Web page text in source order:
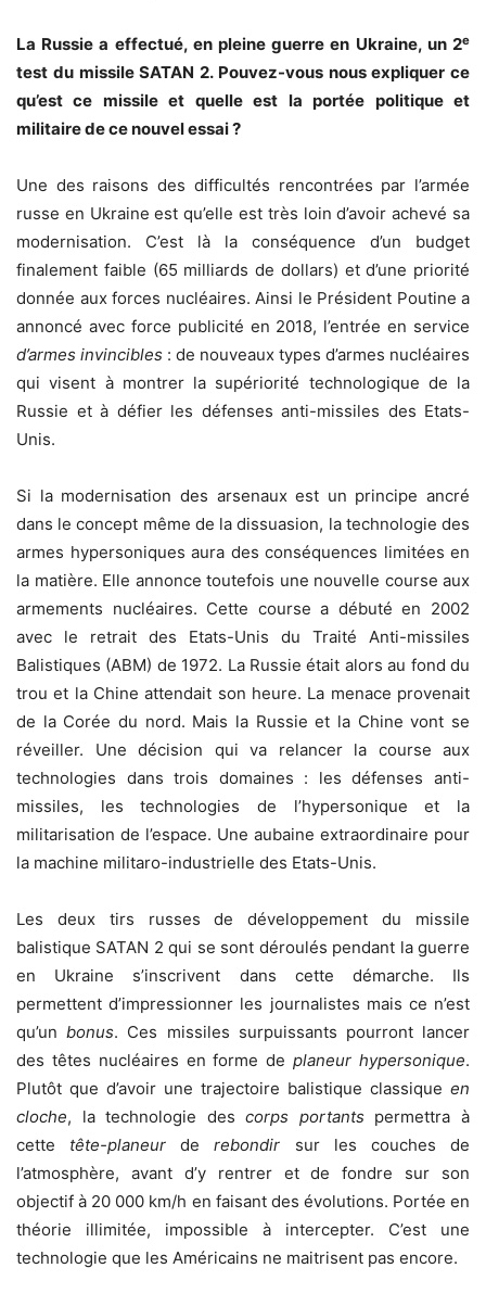
La Russie a effectué, en pleine guerre en Ukraine, un 2e
test du missile SATAN 2. Pouvez-vous nous expliquer ce
qu’est ce missile et quelle est la portée politique et
militaire de ce nouvel essai ?
Une des raisons des difficultés rencontrées par l’armée
russe en Ukraine est qu’elle est très loin d’avoir achevé sa
modernisation. C’est là la conséquence d’un budget
finalement faible (65 milliards de dollars) et d’une priorité
donnée aux forces nucléaires. Ainsi le Président Poutine a
annoncé avec force publicité en 2018, l’entrée en service
d’armes invincibles : de nouveaux types d’armes nucléaires
qui visent à montrer la supériorité technologique de la
Russie et à défier les défenses anti-missiles des Etats-
Unis.
Si la modernisation des arsenaux est un principe ancré
dans le concept même de la dissuasion, la technologie des
armes hypersoniques aura des conséquences limitées en
la matière. Elle annonce toutefois une nouvelle course aux
armements nucléaires. Cette course a débuté en 2002
avec le retrait des Etats-Unis du Traité Anti-missiles
Balistiques (ABM) de 1972. La Russie était alors au fond du
trou et la Chine attendait son heure. La menace provenait
de la Corée du nord. Mais la Russie et la Chine vont se
réveiller. Une décision qui va relancer la course aux
technologies dans trois domaines : les défenses anti-
missiles, les technologies de l’hypersonique et la
militarisation de l’espace. Une aubaine extraordinaire pour
la machine militaro-industrielle des Etats-Unis.
Les deux tirs russes de développement du missile
balistique SATAN 2 qui se sont déroulés pendant la guerre
en Ukraine s’inscrivent dans cette démarche. Ils
permettent d’impressionner les journalistes mais ce n’est
qu’unbonus. Ces missiles surpuissants pourront lancer
des têtes nucléaires en forme deplaneur hypersonique.
Plutôt que d’avoir une trajectoire balistique classique en
cloche, la technologie descorps portants permettra à
cette tête-planeur derebondir sur les couches de
l’atmosphère, avant d’y rentrer et de fondre sur son
objectif à 20 000 km/h en faisant des évolutions. Portée en
théorie illimitée, impossible à intercepter. C’est une
technologie que les Américains ne maitrisent pas encore.